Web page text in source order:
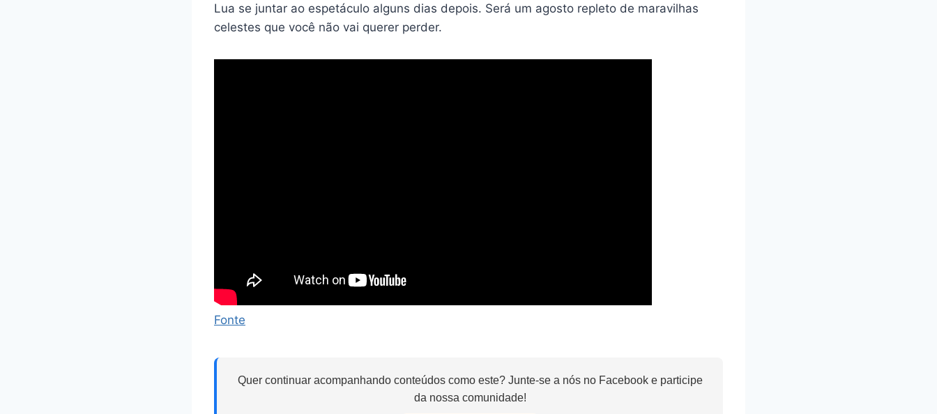
Lua se juntar ao espetáculo alguns dias depois. Será um agosto repleto de maravilhas
celestes que você não vai querer perder.
Fonte
Quer continuar acompanhando conteúdos como este? Junte-se a nós no Facebook e participe
da nossa comunidade!